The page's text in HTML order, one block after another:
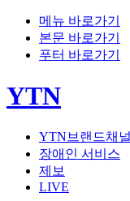
메뉴 바로가기
본문 바로가기
푸터 바로가기
YTN
YTN브랜드채널
장애인 서비스
제보
LIVE